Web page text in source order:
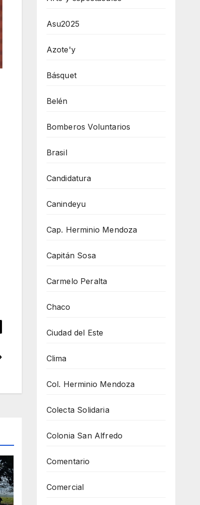
Asu2025
Azote'y
Básquet
Belén
Bomberos Voluntarios
Brasil
Candidatura
Canindeyu
Cap. Herminio Mendoza
Capitán Sosa
Carmelo Peralta
Chaco
Ciudad del Este
Clima
Col. Herminio Mendoza
Colecta Solidaria
Colonia San Alfredo
Comentario
Comercial